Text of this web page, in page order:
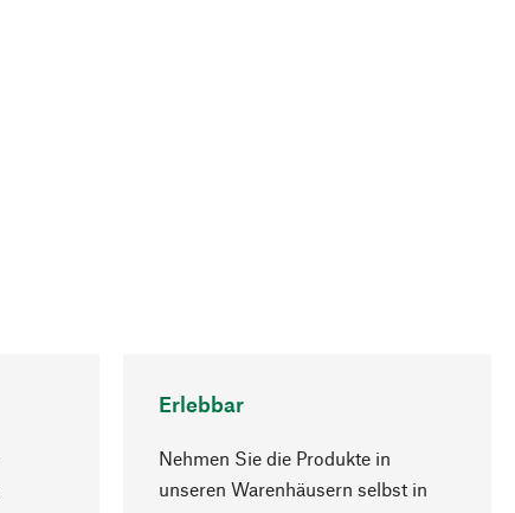
Erlebbar
Nehmen Sie die Produkte in
unseren Warenhäusern selbst in